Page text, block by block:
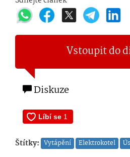
Vstoupit do
Diskuze
Štítky: Vytápění Elektrokotel